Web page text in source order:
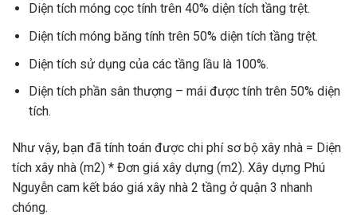
Diện tích móng cọc tính trên 40% diện tích tầng trệt.
Diện tích móng băng tính trên 50% diện tích tầng trệt.
Diện tích sử dụng của các tầng lầu là 100%.
Diện tích phần sân thượng – mái được tính trên 50% diện
tích.
Như vậy, bạn đã tính toán được chi phí sơ bộ xây nhà = Diện
tích xây nhà (m2) * Đơn giá xây dựng (m2). Xây dựng Phú
Nguyễn cam kết báo giá xây nhà 2 tầng ở quận 3 nhanh
chóng.